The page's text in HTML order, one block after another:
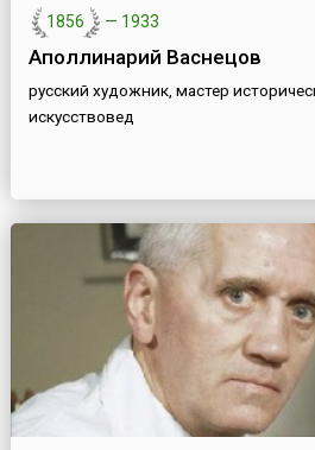
1856 — 1933
Аполлинарий Васнецов
русский художник, мастер
искусствовед